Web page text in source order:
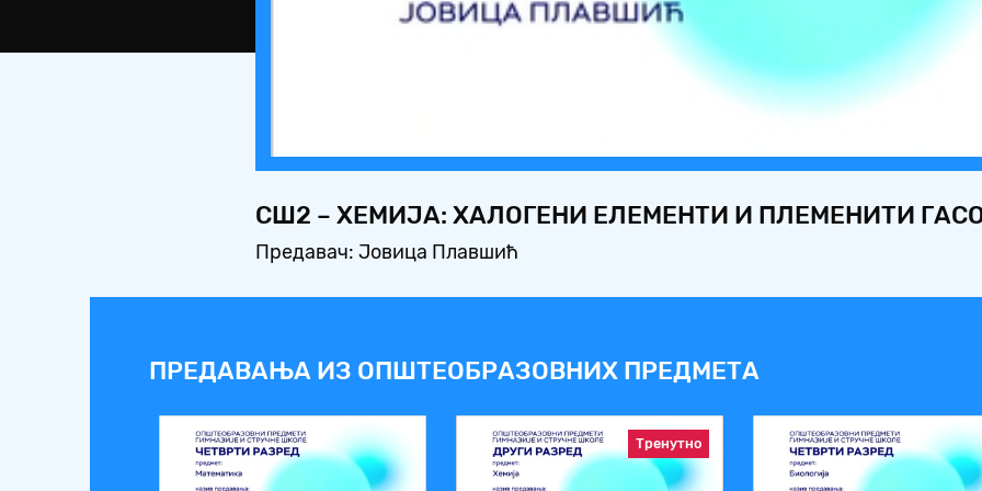
СШ2 – ХЕМИЈА: ХАЛОГЕНИ ЕЛЕМЕНТИ И ПЛЕМЕНИТИ
Предавач: Јовица Плавшић
ПРЕДАВАЊА ИЗ ОПШТЕОБРАЗОВНИХ ПРЕДМЕТА
Тренутно